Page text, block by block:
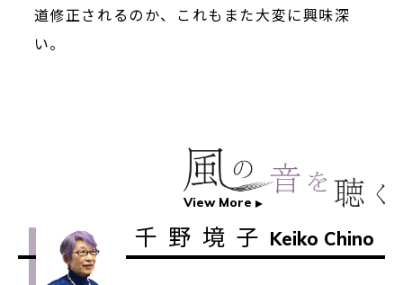
道修正されるのか、これもまた大変に興味深
い。
View More
千野境子 Keiko Chino